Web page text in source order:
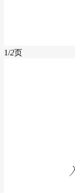
1/2页